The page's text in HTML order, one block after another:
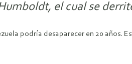
el cual se
podría desaparecer en 20 años.